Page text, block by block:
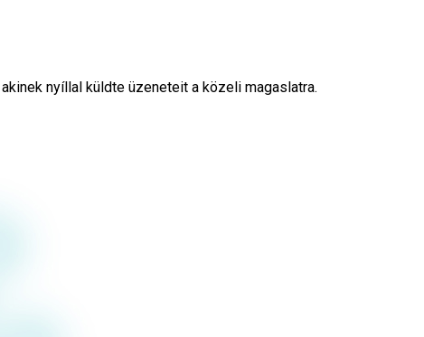
nyíllal küldte üzeneteit a közeli magaslatra.